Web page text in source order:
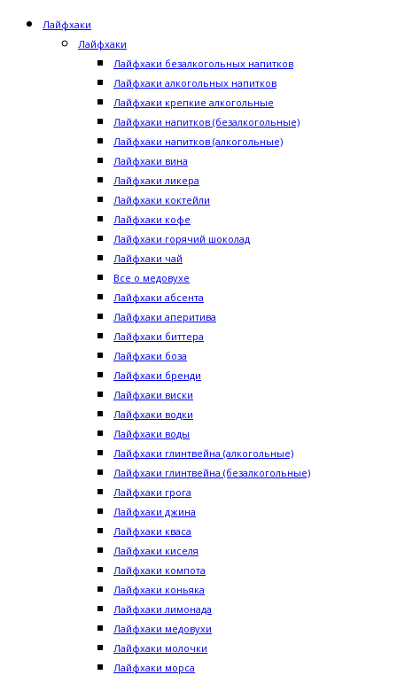
Лайфхаки
Лайфхаки
Лайфхаки безалкогольных напитков
Лайфхаки алкогольных напитков
Лайфхаки крепкие алкогольные
Лайфхаки напитков (безалкогольные)
Лайфхаки напитков (алкогольные)
Лайфхаки вина
Лайфхаки ликера
Лайфхаки коктейли
Лайфхаки кофе
Лайфхаки горячий шоколад
Лайфхаки чай
Все о медовухе
Лайфхаки абсента
Лайфхаки аперитива
Лайфхаки биттера
Лайфхаки боза
Лайфхаки бренди
Лайфхаки виски
Лайфхаки водки
Лайфхаки воды
Лайфхаки глинтвейна (алкогольные)
Лайфхаки глинтвейна (безалкогольные)
Лайфхаки грога
Лайфхаки джина
Лайфхаки кваса
Лайфхаки киселя
Лайфхаки компота
Лайфхаки коньяка
Лайфхаки лимонада
Лайфхаки медовухи
Лайфхаки молочки
Лайфхаки морса